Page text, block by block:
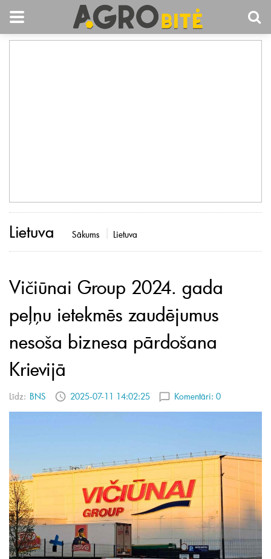
Lietuva Sākums Lietuva
Vičiūnai Group 2024. gada
peļņu ietekmēs zaudējumus
nesoša biznesa pārdošana
Krievijā
Līdz: BNS 2025-07-11 14:02:25 Komentāri: 0